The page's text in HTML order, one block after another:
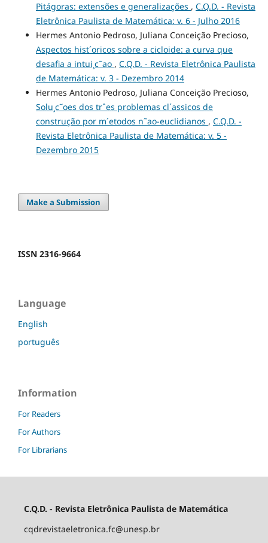
Pitágoras: extensões e generalizações , C.Q.D. - Revista
Eletrônica Paulista de Matemática: v. 6 - Julho 2016
Hermes Antonio Pedroso, Juliana Conceição Precioso,
Aspectos hist´oricos sobre a cicloide: a curva que
desafia a intui¸c˜ao , C.Q.D. - Revista Eletrônica Paulista
de Matemática: v. 3 - Dezembro 2014
Hermes Antonio Pedroso, Juliana Conceição Precioso,
Solu¸c˜oes dos trˆes problemas cl´assicos de
construção por m´etodos n˜ao-euclidianos , C.Q.D. -
Revista Eletrônica Paulista de Matemática: v. 5 -
Dezembro 2015
Make a Submission
ISSN 2316-9664
Language
English
português
Information
For Readers
For Authors
For Librarians
C.Q.D. - Revista Eletrônica Paulista de Matemática
cqdrevistaeletronica.fc@unesp.br